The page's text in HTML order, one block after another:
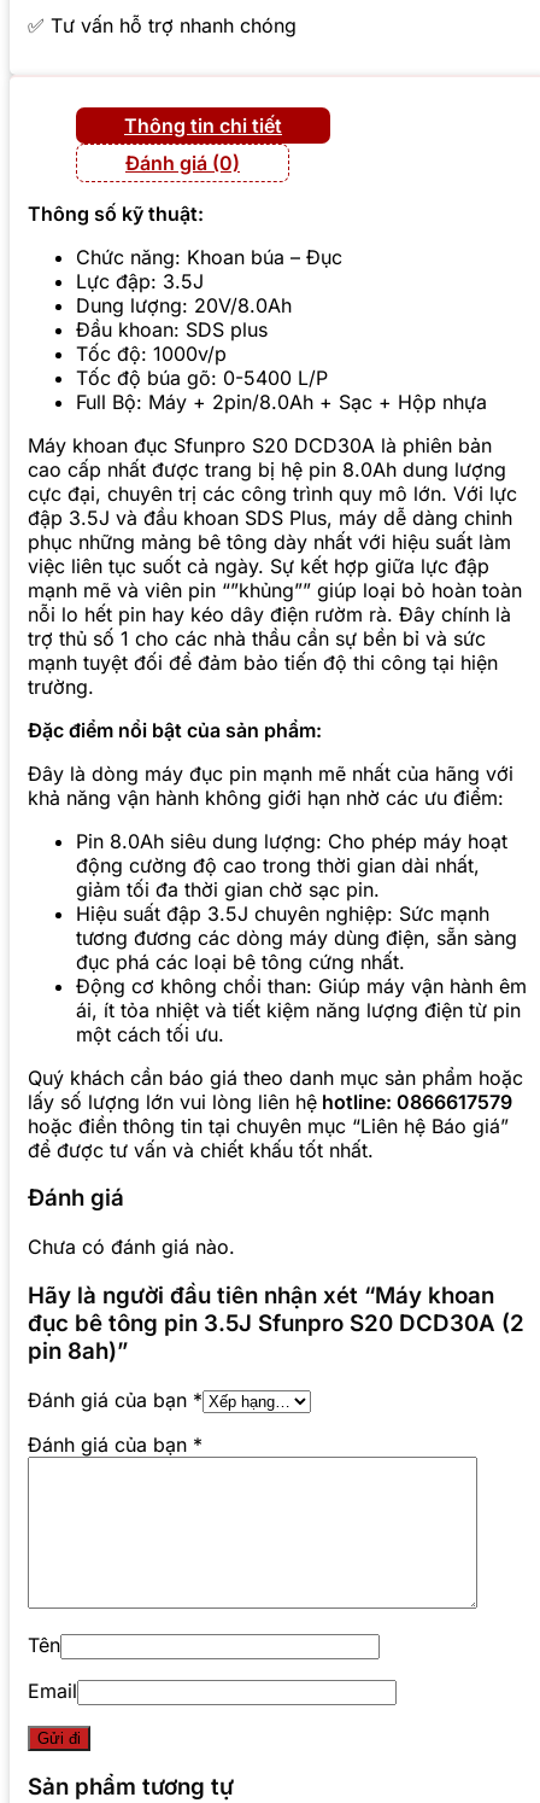
✅ Tư vấn hỗ trợ nhanh chóng
Thông tin chi tiết
Đánh giá (0)
Thông số kỹ thuật:
Chức năng: Khoan búa – Đục
Lực đập: 3.5J
Dung lượng: 20V/8.0Ah
Đầu khoan: SDS plus
Tốc độ: 1000v/p
Tốc độ búa gõ: 0-5400 L/P
Full Bộ: Máy + 2pin/8.0Ah + Sạc + Hộp nhựa
Máy khoan đục Sfunpro S20 DCD30A là phiên bản
cao cấp nhất được trang bị hệ pin 8.0Ah dung lượng
cực đại, chuyên trị các công trình quy mô lớn. Với lực
đập 3.5J và đầu khoan SDS Plus, máy dễ dàng chinh
phục những mảng bê tông dày nhất với hiệu suất làm
việc liên tục suốt cả ngày. Sự kết hợp giữa lực đập
mạnh mẽ và viên pin “”khủng”” giúp loại bỏ hoàn toàn
nỗi lo hết pin hay kéo dây điện rườm rà. Đây chính là
trợ thủ số 1 cho các nhà thầu cần sự bền bỉ và sức
mạnh tuyệt đối để đảm bảo tiến độ thi công tại hiện
trường.
Đặc điểm nổi bật của sản phẩm:
Đây là dòng máy đục pin mạnh mẽ nhất của hãng với
khả năng vận hành không giới hạn nhờ các ưu điểm:
Pin 8.0Ah siêu dung lượng: Cho phép máy hoạt
động cường độ cao trong thời gian dài nhất,
giảm tối đa thời gian chờ sạc pin.
Hiệu suất đập 3.5J chuyên nghiệp: Sức mạnh
tương đương các dòng máy dùng điện, sẵn sàng
đục phá các loại bê tông cứng nhất.
Động cơ không chổi than: Giúp máy vận hành êm
ái, ít tỏa nhiệt và tiết kiệm năng lượng điện từ pin
một cách tối ưu.
Quý khách cần báo giá theo danh mục sản phẩm hoặc
lấy số lượng lớn vui lòng liên hệ hotline: 0866617579
hoặc điền thông tin tại chuyên mục “Liên hệ Báo giá”
để được tư vấn và chiết khấu tốt nhất.
Đánh giá
Chưa có đánh giá nào.
Hãy là người đầu tiên nhận xét “Máy khoan
đục bê tông pin 3.5J Sfunpro S20 DCD30A (2
pin 8ah)”
Đánh giá của bạn *
Đánh giá của bạn *
Tên
Email
Sản phẩm tương tự